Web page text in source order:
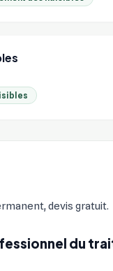
devis gratuit.
du